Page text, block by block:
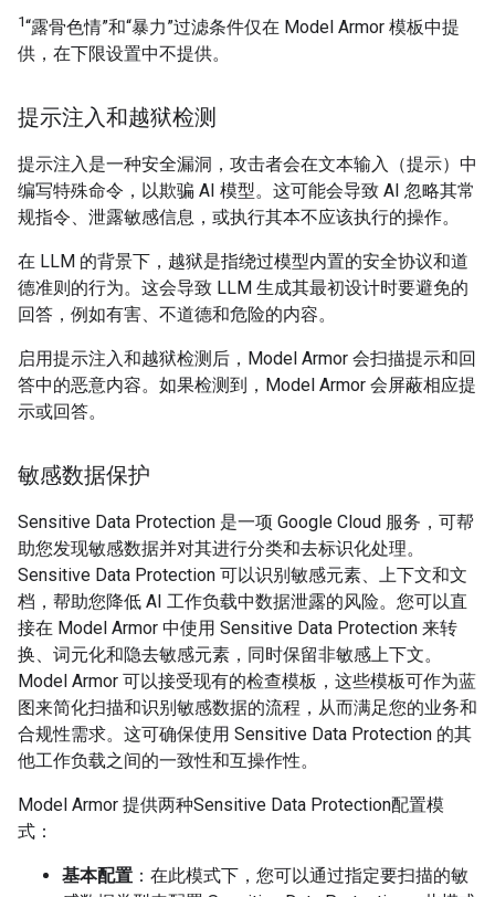
1“露骨色情”和“暴力”过滤条件仅在 Model Armor 模板中提
供，在下限设置中不提供。
提示注入和越狱检测
提示注入是一种安全漏洞，攻击者会在文本输入（提示）中
编写特殊命令，以欺骗 AI 模型。这可能会导致 AI 忽略其常
规指令、泄露敏感信息，或执行其本不应该执行的操作。
在 LLM 的背景下，越狱是指绕过模型内置的安全协议和道
德准则的行为。这会导致 LLM 生成其最初设计时要避免的
回答，例如有害、不道德和危险的内容。
启用提示注入和越狱检测后，Model Armor 会扫描提示和回
答中的恶意内容。如果检测到，Model Armor 会屏蔽相应提
示或回答。
敏感数据保护
Sensitive Data Protection 是一项 Google Cloud 服务，可帮
助您发现敏感数据并对其进行分类和去标识化处理。
Sensitive Data Protection 可以识别敏感元素、上下文和文
档，帮助您降低 AI 工作负载中数据泄露的风险。您可以直
接在 Model Armor 中使用 Sensitive Data Protection 来转
换、词元化和隐去敏感元素，同时保留非敏感上下文。
Model Armor 可以接受现有的检查模板，这些模板可作为蓝
图来简化扫描和识别敏感数据的流程，从而满足您的业务和
合规性需求。这可确保使用 Sensitive Data Protection 的其
他工作负载之间的一致性和互操作性。
Model Armor 提供两种Sensitive Data Protection配置模
式：
基本配置 ：在此模式下，您可以通过指定要扫描的敏